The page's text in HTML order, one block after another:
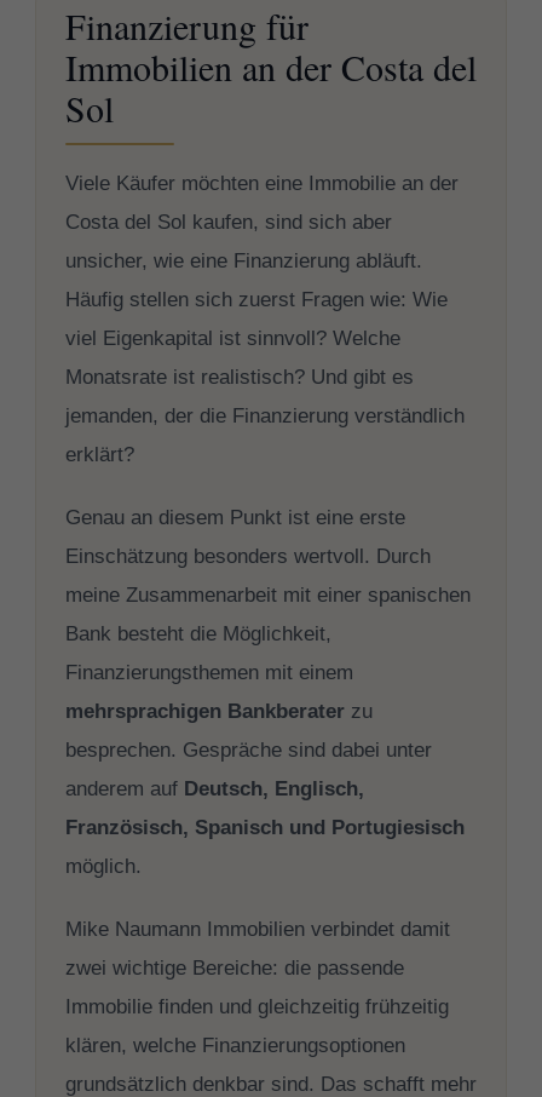
Finanzierung für
Immobilien an der Costa del
Sol
Viele Käufer möchten eine Immobilie an der
Costa del Sol kaufen, sind sich aber
unsicher, wie eine Finanzierung abläuft.
Häufig stellen sich zuerst Fragen wie: Wie
viel Eigenkapital ist sinnvoll? Welche
Monatsrate ist realistisch? Und gibt es
jemanden, der die Finanzierung verständlich
erklärt?
Genau an diesem Punkt ist eine erste
Einschätzung besonders wertvoll. Durch
meine Zusammenarbeit mit einer spanischen
Bank besteht die Möglichkeit,
Finanzierungsthemen mit einem
mehrsprachigen Bankberater zu
besprechen. Gespräche sind dabei unter
anderem auf Deutsch, Englisch,
Französisch, Spanisch und Portugiesisch
möglich.
Mike Naumann Immobilien verbindet damit
zwei wichtige Bereiche: die passende
Immobilie finden und gleichzeitig frühzeitig
klären, welche Finanzierungsoptionen
grundsätzlich denkbar sind. Das schafft mehr